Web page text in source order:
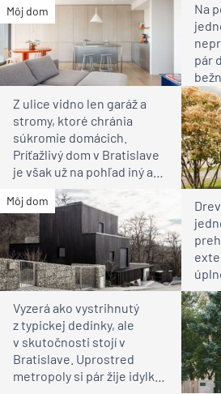
Môj dom
Na
pár
Z ulice vidno len garáž a
stromy, ktoré chránia
súkromie domácich.
Príťažlivý dom v Bratislave
je však už na pohľad iný ako
susedia
Môj dom
Vyzerá ako vystrihnutý
z typickej dedinky, ale
v skutočnosti stojí v
Bratislave. Uprostred
metropoly si pár žije idylku